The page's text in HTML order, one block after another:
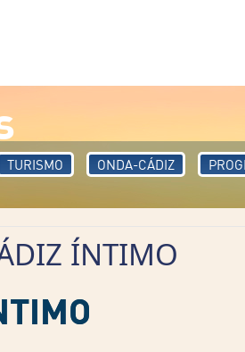
TURISMO ONDA-CÁDIZ
ÍNTIMO